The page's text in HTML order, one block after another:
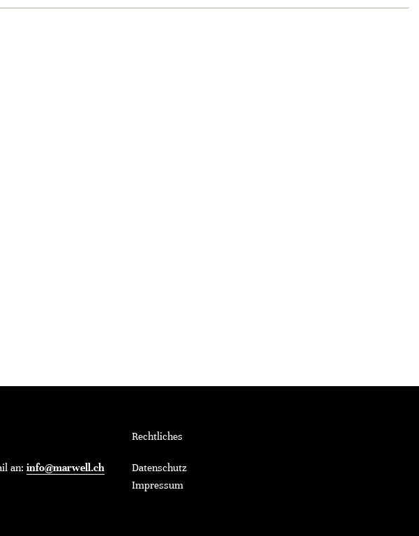
an: info@marwell.ch
Rechtliches
Datenschutz
Impressum